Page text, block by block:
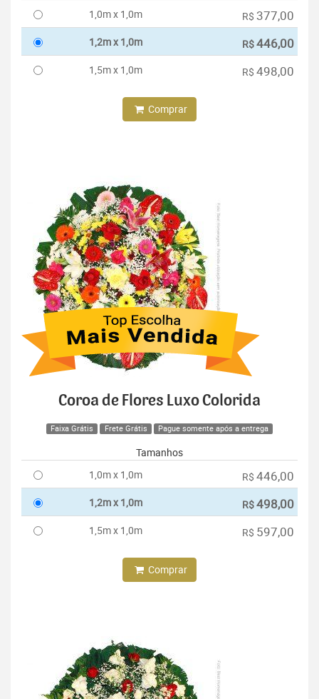
1,0m x 1,0m
R$ 377,00
1,2m x 1,0m R$446,00
1,5m x 1,0m R$ 498,00
Comprar
Coroa de Flores Luxo Colorida
Faixa Grátis Frete Grátis Pague somente após a entrega
Tamanhos
1,0m x 1,0m
R$ 446,00
1,2m x 1,0m R$498,00
1,5m x 1,0m R$ 597,00
Comprar